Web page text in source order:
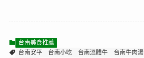
台南美食推薦
台南安平
台南小吃 台南溫體牛 台南牛肉湯